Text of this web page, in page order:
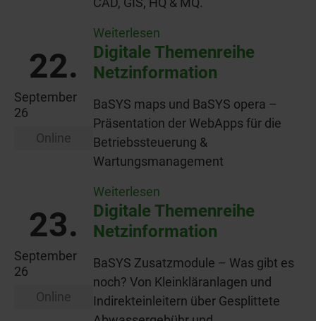
Weiterlesen
22.
September
26
Online
Digitale Themenreihe
Netzinformation
BaSYS maps und BaSYS opera –
Präsentation der WebApps für die
Betriebssteuerung &
Wartungsmanagement
Weiterlesen
23.
September
26
Online
Digitale Themenreihe
Netzinformation
BaSYS Zusatzmodule – Was gibt es
noch? Von Kleinkläranlagen und
Indirekteinleitern über Gesplittete